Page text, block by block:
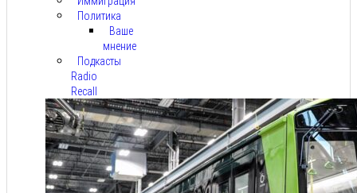
Политика
Ваше
мнение
Подкасты
Radio
Recall